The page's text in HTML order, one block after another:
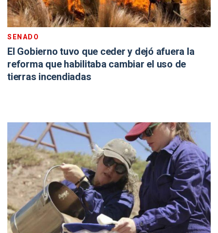
SENADO
El Gobierno tuvo que ceder y dejó afuera la
reforma que habilitaba cambiar el uso de
tierras incendiadas